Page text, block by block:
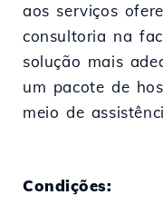
aos serviços
consultoria na
solução mais
um pacote de
meio de
Condições: